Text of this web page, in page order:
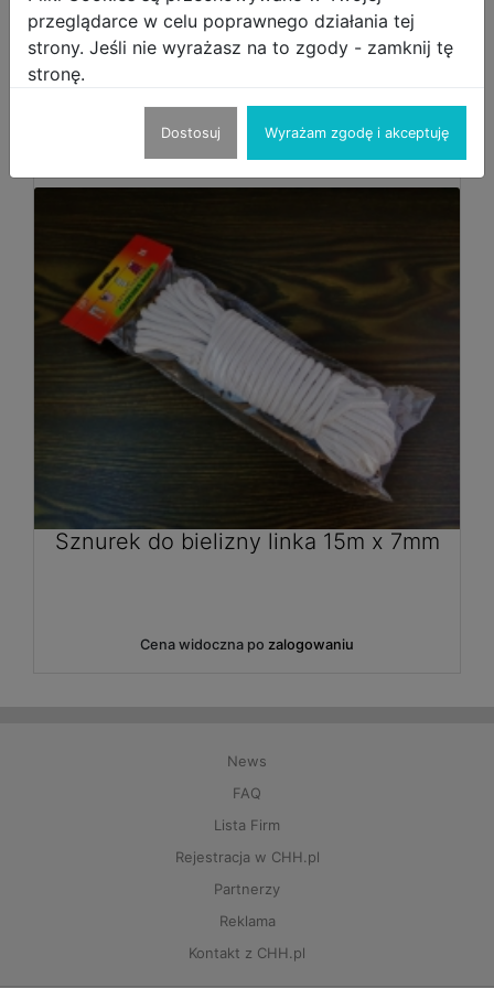
https://qr.me-qr.com/AD7dj1eG
dla inne rodzaju śrubokręt prosze klikniej TU
Inne produkty sprzedającego
7mm Brelok multitool edc
Cena widoczna pozalogowaniu
News
FAQ
Lista Firm
Rejestracja w CHH.pl
Partnerzy
Reklama
Kontakt z CHH.pl
przeglądarce w celu poprawnego działania tej
strony. Jeśli nie wyrażasz na to zgody - zamknij tę
stronę.
Dostosuj Wyrażam zgodę i akceptuję